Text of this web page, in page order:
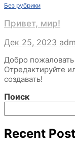
Без рубрики
Привет, мир!
Дек 25, 2023
Добро
Отредактируйте
создавать!
Поиск
Recent